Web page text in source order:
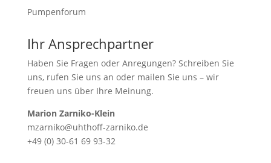
Pumpenforum
Ihr Ansprechpartner
Haben Sie Fragen oder Anregungen? Schreiben Sie
uns, rufen Sie uns an oder mailen Sie uns – wir
freuen uns über Ihre Meinung.
Marion Zarniko-Klein
mzarniko@uhthoff-zarniko.de
+49 (0) 30-61 69 93-32